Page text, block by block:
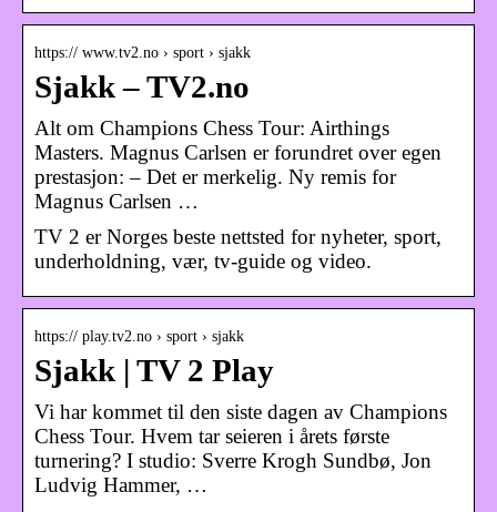
https:// www.tv2.no › sport › sjakk
Sjakk – TV2.no
Alt om Champions Chess Tour: Airthings
Masters. Magnus Carlsen er forundret over egen
prestasjon: – Det er merkelig. Ny remis for
Magnus Carlsen …
TV 2 er Norges beste nettsted for nyheter, sport,
underholdning, vær, tv-guide og video.
https:// play.tv2.no › sport › sjakk
Sjakk | TV 2 Play
Vi har kommet til den siste dagen av Champions
Chess Tour. Hvem tar seieren i årets første
turnering? I studio: Sverre Krogh Sundbø, Jon
Ludvig Hammer, …